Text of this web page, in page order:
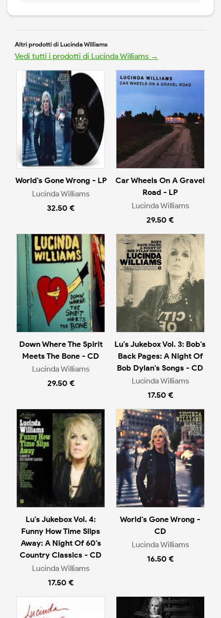
Altri prodotti di Lucinda Williams
Vedi tutti i prodotti di Lucinda Williams →
World's Gone Wrong - LP
Lucinda Williams
32.50 €
Car Wheels On A Gravel
Road - LP
Lucinda Williams
29.50 €
Down Where The Spirit
Meets The Bone - CD
Lucinda Williams
29.50 €
Lu's Jukebox Vol. 3: Bob's
Back Pages: A Night Of
Bob Dylan's Songs - CD
Lucinda Williams
17.50 €
Lu's Jukebox Vol. 4:
Funny How Time Slips
Away: A Night Of 60's
Country Classics - CD
Lucinda Williams
17.50 €
World's Gone Wrong -
CD
Lucinda Williams
16.50 €